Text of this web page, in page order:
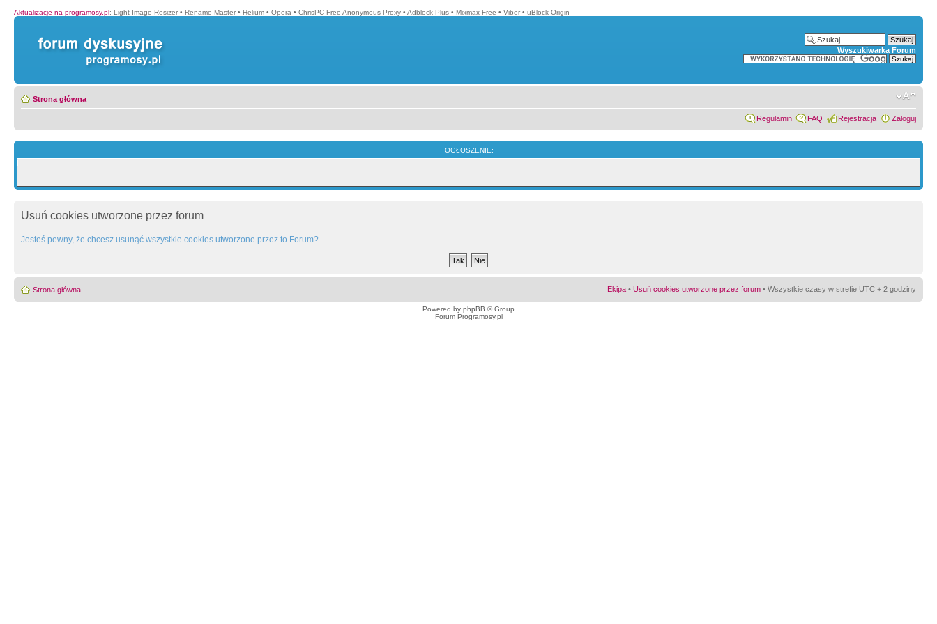
Aktualizacje na programosy.pl: Light Image Resizer • Rename Master • Helium • Opera • ChrisPC Free Anonymous Proxy • Adblock Plus • Mixmax Free • Viber • uBlock Origin
Wyszukiwarka Forum
Strona główna
Regulamin FAQ Rejestracja Zaloguj
OGŁOSZENIE:
Usuń cookies utworzone przez forum
Jesteś pewny, że chcesz usunąć wszystkie cookies utworzone przez to Forum?
Strona główna Ekipa • Usuń cookies utworzone przez forum • Wszystkie czasy w strefie UTC + 2 godziny
Powered by phpBB © Group
Forum Programosy.pl